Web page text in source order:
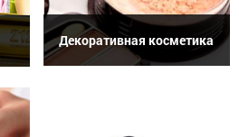
Декоративная косметика